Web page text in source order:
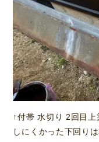
↑付帯 水切り 2回目
しにくかった下回り